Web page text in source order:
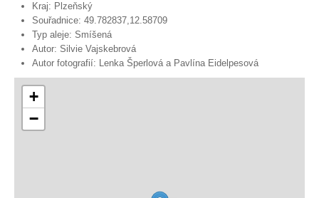
Kraj: Plzeňský
Souřadnice: 49.782837,12.58709
Typ aleje: Smíšená
Autor: Silvie Vajskebrová
Autor fotografií: Lenka Šperlová a Pavlína Eidelpesová
+
−